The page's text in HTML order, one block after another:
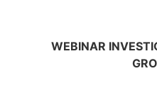
WEBINAR